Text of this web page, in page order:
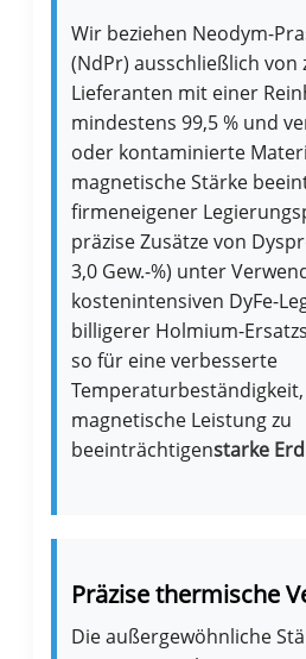
Wir beziehen Neodym-
(NdPr) ausschließlich von
Lieferanten mit einer
mindestens 99,5 % und
oder kontaminierte
magnetische Stärke
firmeneigener
präzise Zusätze von
3,0 Gew.-%) unter
kostenintensiven DyFe-
billigerer Holmium-
so für eine verbesserte
magnetische Leistung zu
beeinträchtigenstarke
Präzise thermische
Die außergewöhnliche